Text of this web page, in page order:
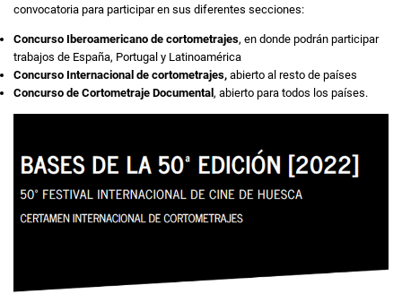
convocatoria para participar en sus diferentes secciones:
Concurso Iberoamericano de cortometrajes, en donde podrán participar
trabajos de España, Portugal y Latinoamérica
Concurso Internacional de cortometrajes, abierto al resto de países
Concurso de Cortometraje Documental , abierto para todos los países.